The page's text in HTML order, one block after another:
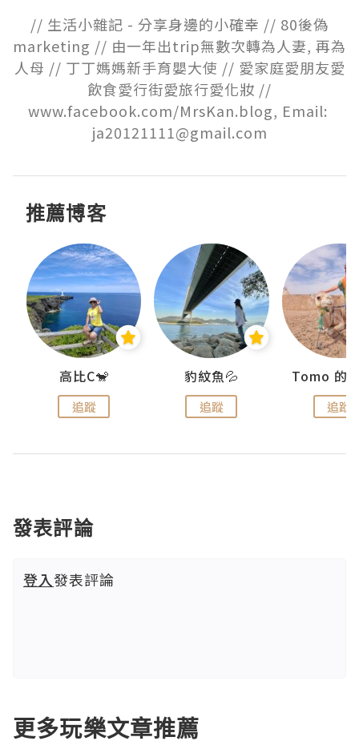
// 生活小雜記 - 分享身邊的小確幸 // 80後偽
marketing // 由一年出trip無數次轉為人妻, 再為
人母 // 丁丁媽媽新手育嬰大使 // 愛家庭愛朋友愛
飲食愛行街愛旅行愛化妝 //
www.facebook.com/MrsKan.blog, Email:
ja20121111@gmail.com
推薦博客
高比C🐒
追蹤
豹紋魚💦
追蹤 追蹤
發表評論
登入發表評論
更多玩樂文章推薦